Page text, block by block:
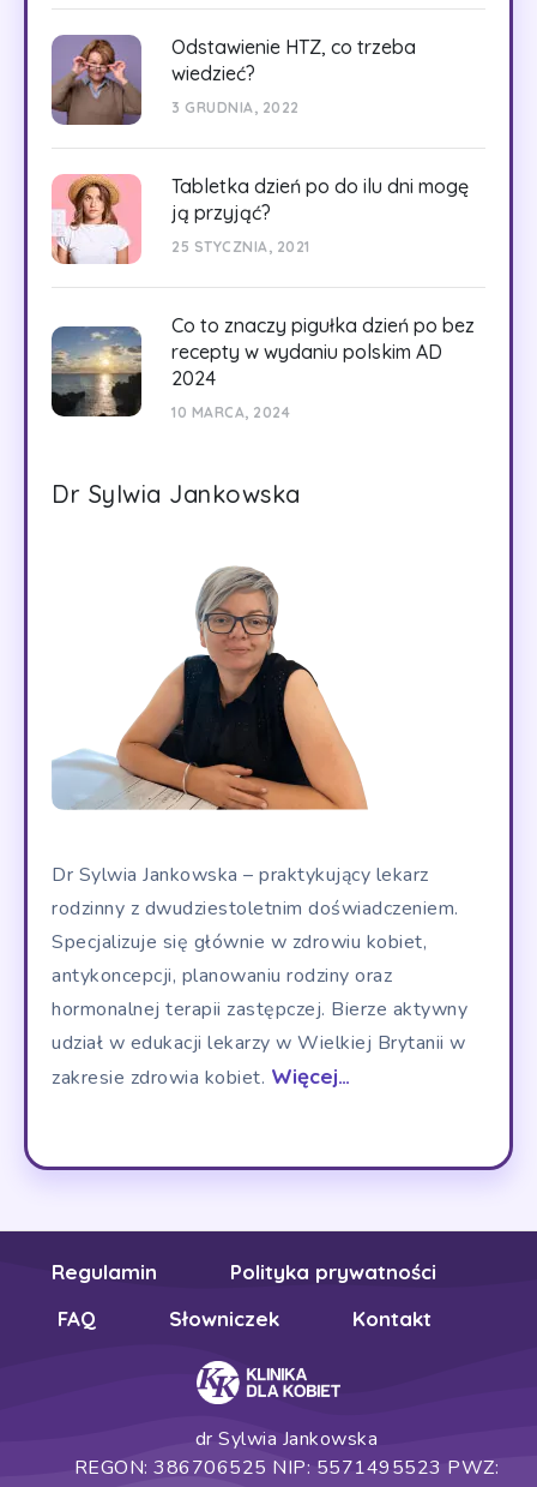
Odstawienie HTZ, co trzeba
wiedzieć?
3 GRUDNIA, 2022
Tabletka dzień po do ilu dni mogę
ją przyjąć?
25 STYCZNIA, 2021
Co to znaczy pigułka dzień po bez
recepty w wydaniu polskim AD
2024
10 MARCA, 2024
Dr Sylwia Jankowska
Dr Sylwia Jankowska – praktykujący lekarz
rodzinny z dwudziestoletnim doświadczeniem.
Specjalizuje się głównie w zdrowiu kobiet,
antykoncepcji, planowaniu rodziny oraz
hormonalnej terapii zastępczej. Bierze aktywny
udział w edukacji lekarzy w Wielkiej Brytanii w
zakresie zdrowia kobiet. Więcej…
Regulamin
Polityka prywatności
FAQ
Słowniczek Kontakt
dr Sylwia Jankowska
REGON: 386706525 NIP: 5571495523 PWZ: